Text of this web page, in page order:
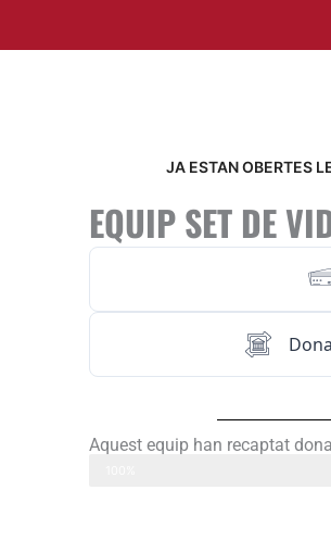
JA ESTAN OBERTES
EQUIP SET DE
Aquest equip han recaptat